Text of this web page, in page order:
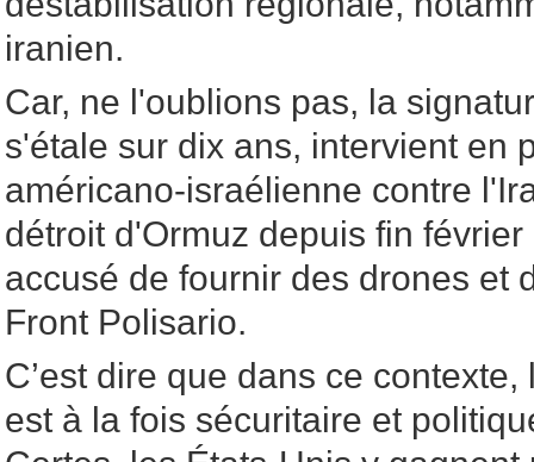
iranien.
Car, ne l'oublions pas, la
s'étale sur dix ans, intervient en
américano-israélienne contre
détroit d'Ormuz depuis fin
accusé de fournir des drones et
Front Polisario.
C’est dire que dans ce contexte,
est à la fois sécuritaire et